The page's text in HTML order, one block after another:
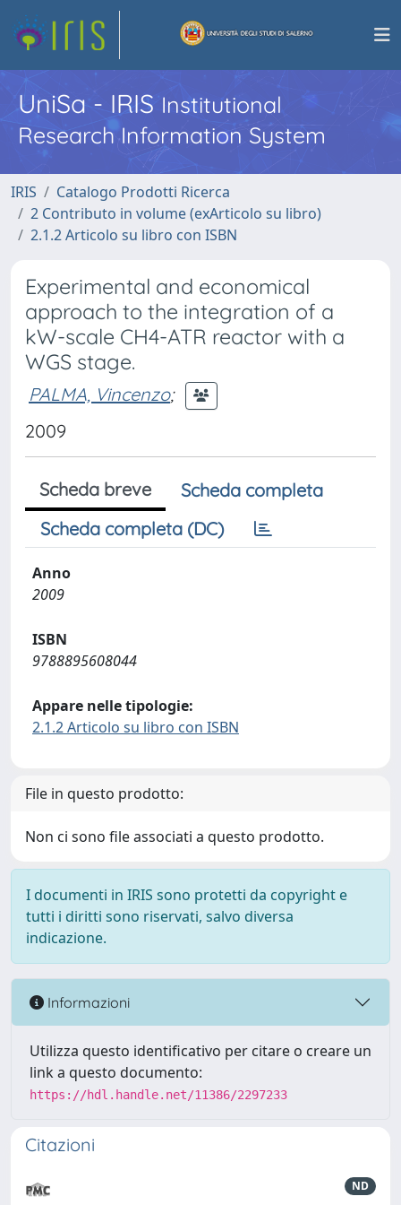
UniSa - IRISInstitutional
Research Information System
IRIS
Catalogo Prodotti Ricerca
2 Contributo in volume (exArticolo su libro)
2.1.2 Articolo su libro con ISBN
Experimental and economical
approach to the integration of a
kW-scale CH4-ATR reactor with a
WGS stage.
PALMA, Vincenzo;
2009
Scheda breve
Scheda completa
Scheda completa (DC)
Anno
2009
ISBN
9788895608044
Appare nelle tipologie:
2.1.2 Articolo su libro con ISBN
File in questo prodotto:
Non ci sono file associati a questo prodotto.
I documenti in IRIS sono protetti da copyright e
tutti i diritti sono riservati, salvo diversa
indicazione.
Informazioni
Utilizza questo identificativo per citare o creare un
link a questo documento:
https://hdl.handle.net/11386/2297233
Citazioni
ND